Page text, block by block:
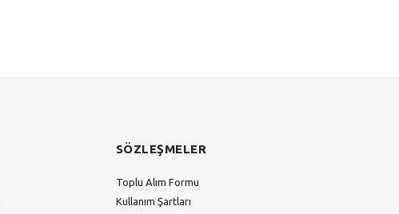
SÖZLEŞMELER
Toplu Alım Formu
Kullanım Şartları